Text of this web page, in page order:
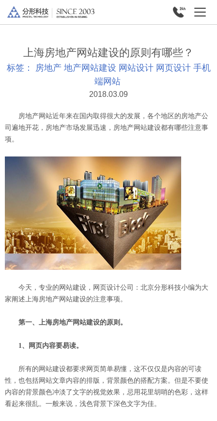
上海房地产网站建设的原则有哪些？
标签： 房地产 地产网站建设 网站设计 网页设计 手机
端网站
2018.03.09
房地产网站近年来在国内取得很大的发展，各个地区的房地产公
司遍地开花，房地产市场发展迅速，房地产网站建设都有哪些注意事
项。
今天，专业的网站建设，网页设计公司： 北京分形科技小编为大
家阐述上海房地产网站建设的注意事项。
第一、上海房地产网站建设的原则。
1、网页内容要易读。
所有的网站建设都要求网页简单易懂，这不仅仅是内容的可读
性，也包括网站文章内容的排版，背景颜色的搭配方案。但是不要使
内容的背景颜色冲淡了文字的视觉效果，忌用花里胡哨的色彩，这样
看起来很乱。一般来说，浅色背景下深色文字为佳。